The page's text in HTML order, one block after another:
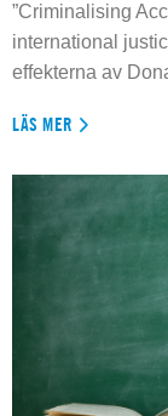
”Criminalising
international
effekterna av
LÄS MER